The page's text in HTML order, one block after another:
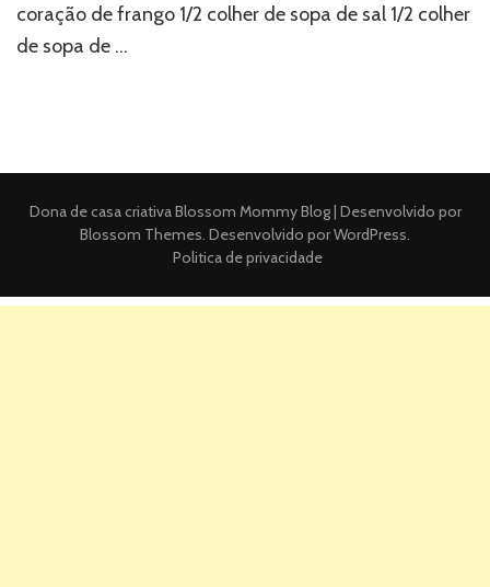
coração de frango 1/2 colher de sopa de sal 1/2 colher
de sopa de …
Dona de casa criativaBlossom Mommy Blog | Desenvolvido por
Blossom Themes. Desenvolvido porWordPress.
Politica de privacidade